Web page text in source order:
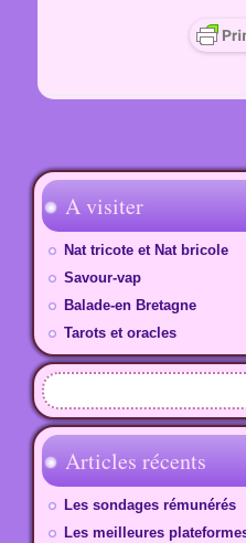
A visiter
Nat tricote et Nat bricole
Savour-vap
Balade-en Bretagne
Tarots et oracles
Rechercher :
Articles récents
Les sondages rémunérés
Les meilleures